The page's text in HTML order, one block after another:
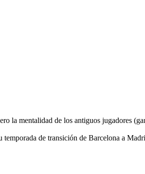
la mentalidad de los antiguos jugadores
de transición de Barcelona a